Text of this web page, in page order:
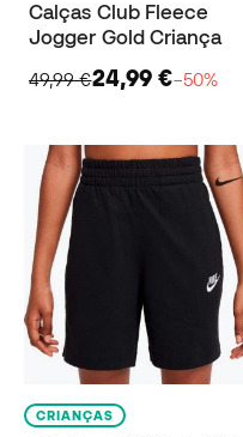
Calças Club Fleece
Jogger Gold Criança
49,99 €24,99 €−50%
CRIANÇAS